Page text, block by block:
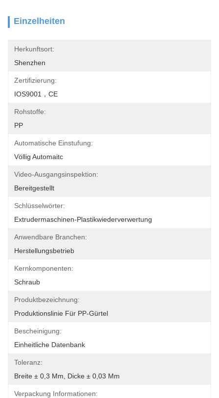
Einzelheiten
Herkunftsort:
Shenzhen
Zertifizierung:
IOS9001，CE
Rohstoffe:
PP
Automatische Einstufung:
Völlig Automaitc
Video-Ausgangsinspektion:
Bereitgestellt
Schlüsselwörter:
Extrudermaschinen-Plastikwiederverwertung
Anwendbare Branchen:
Herstellungsbetrieb
Kernkomponenten:
Schraub
Produktbezeichnung:
Produktionslinie Für PP-Gürtel
Bescheinigung:
Einheitliche Datenbank
Toleranz:
Breite ± 0,3 Mm, Dicke ± 0,03 Mm
Verpackung Informationen: